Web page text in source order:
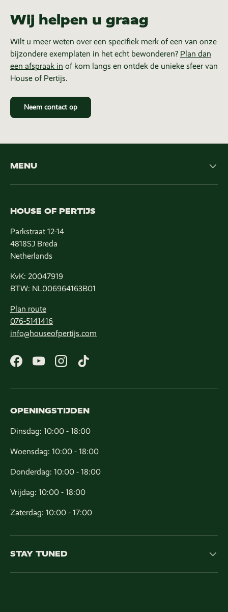
Wij helpen u graag
Wilt u meer weten over een specifiek merk of een van onze
bijzondere exemplaten in het echt bewonderen? Plan dan
een afspraak in of kom langs en ontdek de unieke sfeer van
House of Pertijs.
Neem contact op
MENU
HOUSE OF PERTIJS
Parkstraat 12-14
4818SJ Breda
Netherlands
KvK: 20047919
BTW: NL006964163B01
Plan route
076-5141416
info@houseofpertijs.com
Facebook
YouTubeInstagram
TikTok
OPENINGSTIJDEN
Dinsdag: 10:00 - 18:00
Woensdag: 10:00 - 18:00
Donderdag: 10:00 - 18:00
Vrijdag: 10:00 - 18:00
Zaterdag: 10:00 - 17:00
STAY TUNED